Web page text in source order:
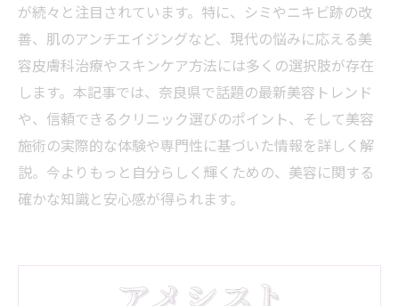
が続々と注目されています。特に、シミやニキビ跡の改
善、肌のアンチエイジングなど、現代の悩みに応える美
容皮膚科治療やスキンケア方法には多くの選択肢が存在
します。本記事では、奈良県で話題の最新美容トレンド
や、信頼できるクリニック選びのポイント、そして美容
施術の実際的な体験や専門性に基づいた情報を詳しく解
説。今よりもっと自分らしく輝くための、美容に関する
確かな知識と安心感が得られます。